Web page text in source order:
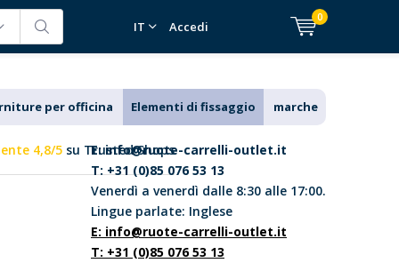
IT Accedi
0
per officina Elementi di fissaggio marche
4,8/5 su Trusted Shops
E:info@ruote-carrelli-outlet.it
T: +31 (0)85 076 53 13
Venerdì a venerdì dalle 8:30 alle 17:00.
Lingue parlate: Inglese
E: info@ruote-carrelli-outlet.it
T: +31 (0)85 076 53 13